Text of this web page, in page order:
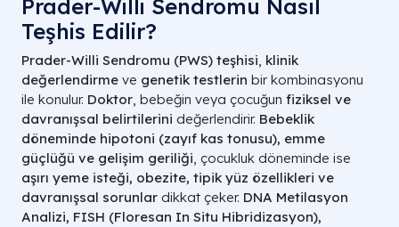
Prader-Willi Sendromu Nasıl
Teşhis Edilir?
Prader-Willi Sendromu (PWS) teşhisi, klinik
değerlendirme ve genetik testlerin bir kombinasyonu
ile konulur. Doktor, bebeğin veya çocuğun fiziksel ve
davranışsal belirtilerini değerlendirir. Bebeklik
döneminde hipotoni (zayıf kas tonusu), emme
güçlüğü ve gelişim geriliği, çocukluk döneminde ise
aşırı yeme isteği, obezite, tipik yüz özellikleri ve
davranışsal sorunlar dikkat çeker. DNA Metilasyon
Analizi, FISH (Floresan In Situ Hibridizasyon),